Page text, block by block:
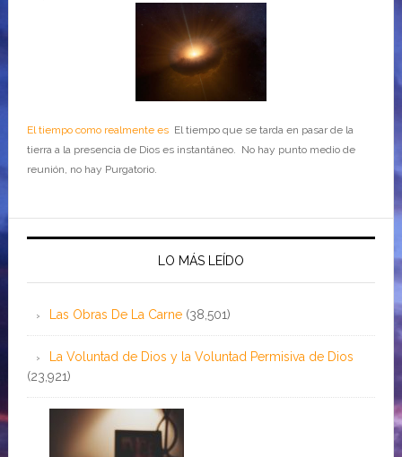
El tiempo como realmente esEl tiempo que se tarda en pasar de la
tierra a la presencia de Dios es instantáneo. No hay punto medio de
reunión, no hay Purgatorio.
LO MÁS LEÍDO
Las Obras De La Carne (38,501)
La Voluntad de Dios y la Voluntad Permisiva de Dios
(23,921)